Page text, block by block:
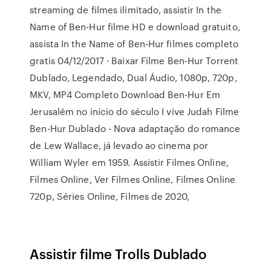
streaming de filmes ilimitado, assistir In the
Name of Ben-Hur filme HD e download gratuito,
assista In the Name of Ben-Hur filmes completo
gratis 04/12/2017 · Baixar Filme Ben-Hur Torrent
Dublado, Legendado, Dual Áudio, 1080p, 720p,
MKV, MP4 Completo Download Ben-Hur Em
Jerusalém no início do século I vive Judah Filme
Ben-Hur Dublado - Nova adaptação do romance
de Lew Wallace, já levado ao cinema por
William Wyler em 1959. Assistir Filmes Online,
Filmes Online, Ver Filmes Online, Filmes Online
720p, Séries Online, Filmes de 2020,
Assistir filme Trolls Dublado